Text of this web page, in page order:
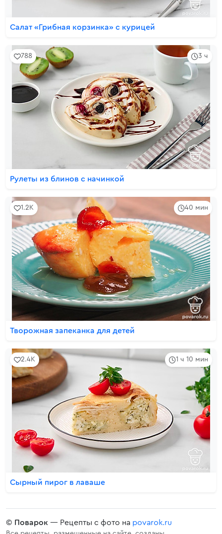
Салат «Грибная корзинка» с курицей
3 ч
788
Рулеты из блинов с начинкой
40 мин
1.2K
Творожная запеканка для детей
1 ч 10 мин
2.4K
Сырный пирог в лаваше
© Поварок — Рецепты с фото на povarok.ru